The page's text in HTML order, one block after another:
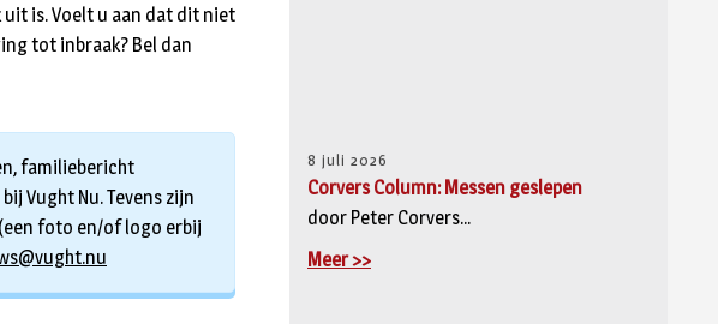
is. Voelt u aan dat dit niet
tot inbraak? Bel dan
familiebericht
Vught Nu. Tevens zijn
foto en/of logo erbij
8 juli 2026
Corvers Column: Messen geslepen
door Peter Corvers...
Meer >>